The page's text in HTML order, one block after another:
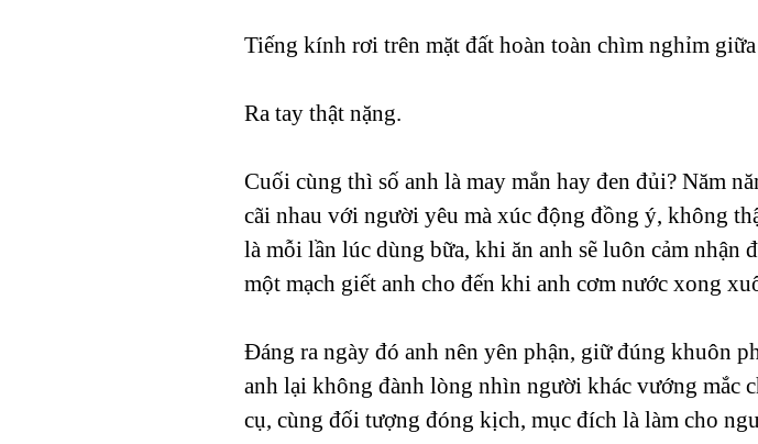
Tiếng kính rơi trên mặt đất hoàn toàn chìm nghỉm giữa
Ra tay thật nặng.
Cuối cùng thì số anh là may mắn hay đen đủi? Năm
cãi nhau với người yêu mà xúc động đồng ý, không
là mỗi lần lúc dùng bữa, khi ăn anh sẽ luôn cảm
một mạch giết anh cho đến khi anh cơm nước xong
Đáng ra ngày đó anh nên yên phận, giữ đúng khuôn
anh lại không đành lòng nhìn người khác vướng mắc
cụ, cùng đối tượng đóng kịch, mục đích là làm cho